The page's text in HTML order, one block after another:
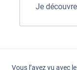
Je
Vous l’avez vu avec